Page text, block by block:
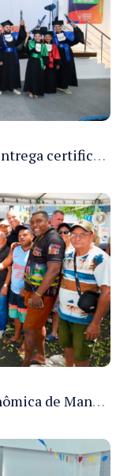
Programa Bolsa Universidade entrega certificados a formandos em Manaus na sede do Executivo municipal
Prefeitura anuncia Rua Gastronômica de Manaus e garante alternativas para 54 ambulantes cadastrados